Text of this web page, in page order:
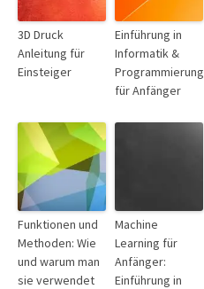
3D Druck
Anleitung für
Einsteiger
Einführung in
Informatik &
Programmierung
für Anfänger
Funktionen und
Methoden: Wie
und warum man
sie verwendet
Machine
Learning für
Anfänger:
Einführung in